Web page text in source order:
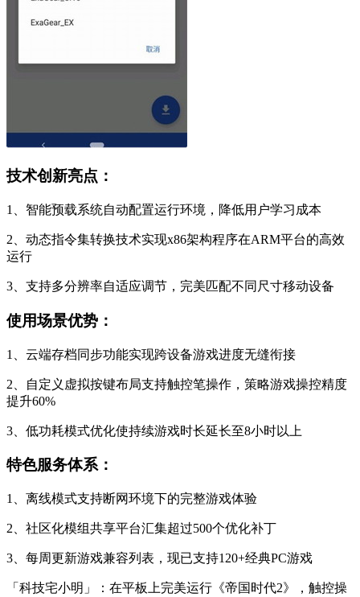
技术创新亮点：
1、智能预载系统自动配置运行环境，降低用户学习成本
2、动态指令集转换技术实现x86架构程序在ARM平台的高效
运行
3、支持多分辨率自适应调节，完美匹配不同尺寸移动设备
使用场景优势：
1、云端存档同步功能实现跨设备游戏进度无缝衔接
2、自定义虚拟按键布局支持触控笔操作，策略游戏操控精度
提升60%
3、低功耗模式优化使持续游戏时长延长至8小时以上
特色服务体系：
1、离线模式支持断网环境下的完整游戏体验
2、社区化模组共享平台汇集超过500个优化补丁
3、每周更新游戏兼容列表，现已支持120+经典PC游戏
「科技宅小明」：在平板上完美运行《帝国时代2》，触控操